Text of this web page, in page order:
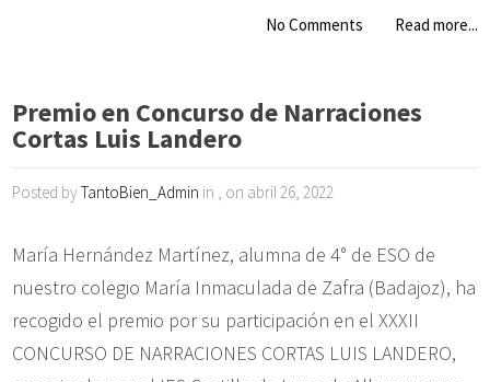
No Comments Read more...
Premio en Concurso de Narraciones
Cortas Luis Landero
Posted byTantoBien_Admin in , on abril 26, 2022
María Hernández Martínez, alumna de 4° de ESO de
nuestro colegio María Inmaculada de Zafra (Badajoz), ha
recogido el premio por su participación en el XXXII
CONCURSO DE NARRACIONES CORTAS LUIS LANDERO,